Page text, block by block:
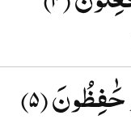
حَٰفِظُونَ(۵)